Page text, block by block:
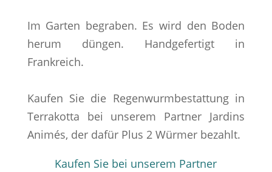
Im Garten begraben. Es wird den Boden
herum düngen. Handgefertigt in
Frankreich.
Kaufen Sie die Regenwurmbestattung in
Terrakotta bei unserem Partner Jardins
Animés, der dafür Plus 2 Würmer bezahlt.
Kaufen Sie bei unserem Partner